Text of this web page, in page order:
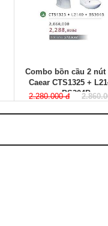
Combo bồn cầu 2 nút
Caear CTS1325 +
BS304B
2.280.000 đ